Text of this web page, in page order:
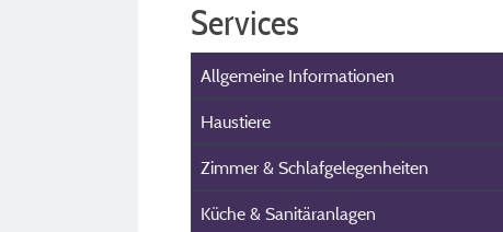
Services
Allgemeine Informationen
Haustiere
Zimmer & Schlafgelegenheiten
Küche & Sanitäranlagen